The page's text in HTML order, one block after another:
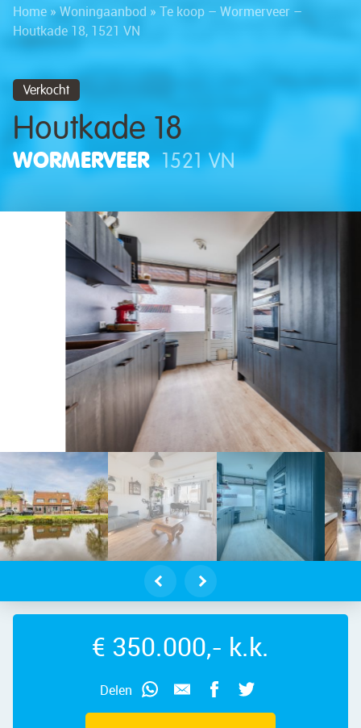
Home » Woningaanbod » Te koop – Wormerveer –
Houtkade 18, 1521 VN
Verkocht
Houtkade 18
WORMERVEER 1521 VN
– Houtkade 18, 1521 VN –
Delen
€ 350.000,- k.k.